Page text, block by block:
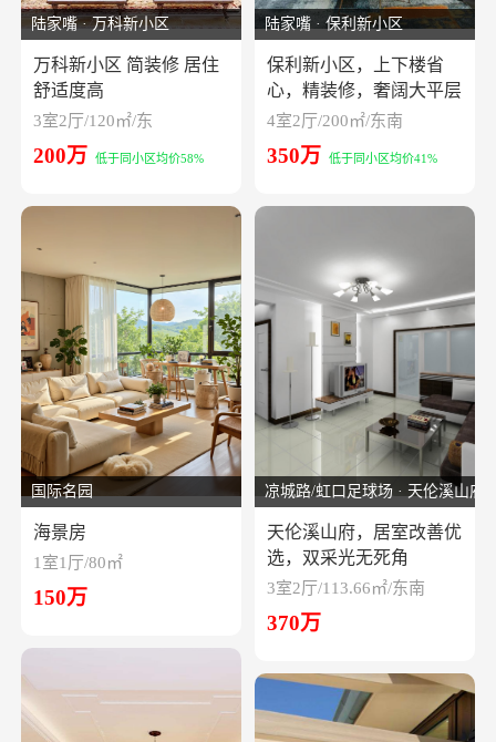
陆家嘴 · 万科新小区
万科新小区 简装修 居住
舒适度高
3室2厅/120㎡/东
200万 低于同小区均价58%
国际名园
海景房
1室1厅/80㎡
150万
陆家嘴 · 保利新小区
保利新小区，上下楼省
心，精装修，奢阔大平层
4室2厅/200㎡/东南
350万 低于同小区均价41%
凉城路/虹口足球场 · 天伦溪山府
天伦溪山府，居室改善优
选，双采光无死角
3室2厅/113.66㎡/东南
370万